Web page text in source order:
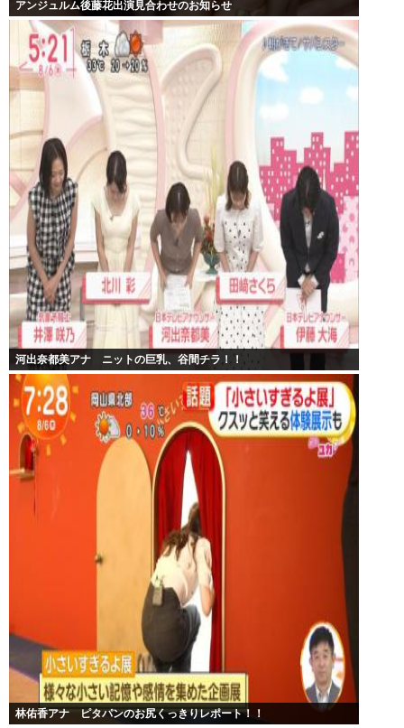
アンジュルム後藤花出演見合わせのお知らせ
河出奈都美アナ ニットの巨乳、谷間チラ！！
林佑香アナ ピタパンのお尻くっきりレポート！！